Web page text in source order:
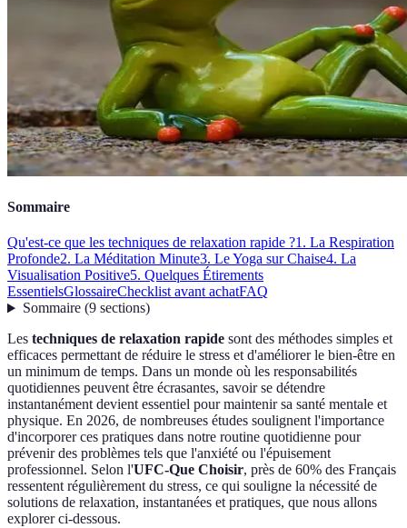
Sommaire
Qu'est-ce que les techniques de relaxation rapide ?1. La Respiration
Profonde2. La Méditation Minute3. Le Yoga sur Chaise4. La
Visualisation Positive5. Quelques Étirements
EssentielsGlossaireChecklist avant achatFAQ
Sommaire(9 sections)
Les techniques de relaxation rapide sont des méthodes simples et
efficaces permettant de réduire le stress et d'améliorer le bien-être en
un minimum de temps. Dans un monde où les responsabilités
quotidiennes peuvent être écrasantes, savoir se détendre
instantanément devient essentiel pour maintenir sa santé mentale et
physique. En 2026, de nombreuses études soulignent l'importance
d'incorporer ces pratiques dans notre routine quotidienne pour
prévenir des problèmes tels que l'anxiété ou l'épuisement
professionnel. Selon l'UFC-Que Choisir, près de 60% des Français
ressentent régulièrement du stress, ce qui souligne la nécessité de
solutions de relaxation, instantanées et pratiques, que nous allons
explorer ci-dessous.